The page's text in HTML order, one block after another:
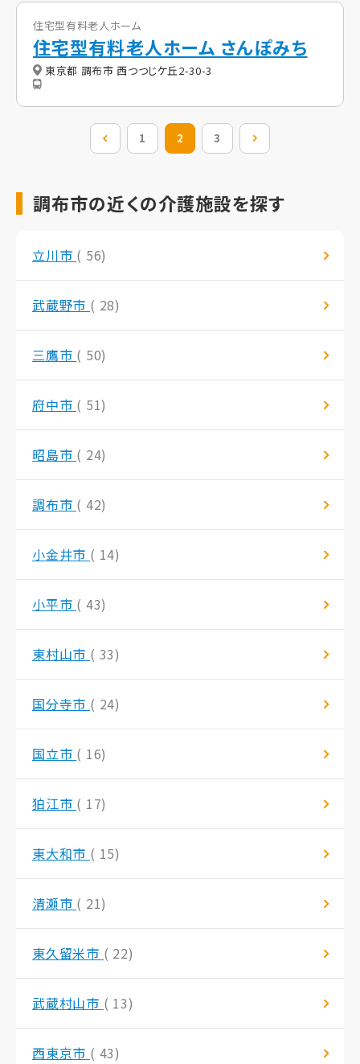
住宅型有料老人ホーム
住宅型有料老人ホーム さんぽみち
東京都 調布市 西つつじケ丘2-30-3
前の20件
1 2 3
調布市の近くの介護施設を探す
立川市 ( 56)
武蔵野市 ( 28)
三鷹市 ( 50)
府中市 ( 51)
昭島市 ( 24)
調布市 ( 42)
小金井市 ( 14)
小平市 ( 43)
東村山市 ( 33)
国分寺市 ( 24)
国立市 ( 16)
狛江市 ( 17)
東大和市 ( 15)
清瀬市 ( 21)
東久留米市 ( 22)
武蔵村山市 ( 13)
西東京市 ( 43)